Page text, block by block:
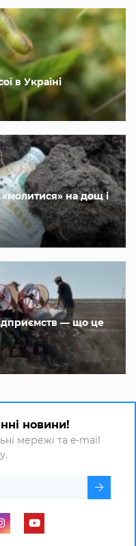
в Україні
на дощ і
— що це
новини!
мережі та e-mail